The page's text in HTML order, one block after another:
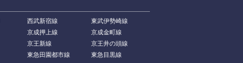
西武新宿線
東武伊勢崎線
京成押上線
京成金町線
京王新線
京王井の頭線
東急田園都市線
東急目黒線